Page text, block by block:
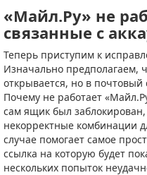
«Майл.Ру» не
связанные с
Теперь приступим к
Изначально предполагаем,
открывается, но в
Почему не работает
сам ящик был
некорректные комбинации
случае помогает самое
ссылка на которую будет
нескольких попыток